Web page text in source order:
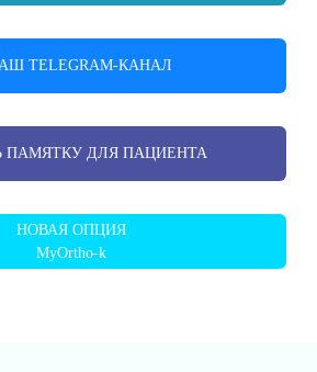
TELEGRAM-КАНАЛ
ПАМЯТКУ ДЛЯ ПАЦИЕНТА
НОВАЯ ОПЦИЯ
MyOrtho-k